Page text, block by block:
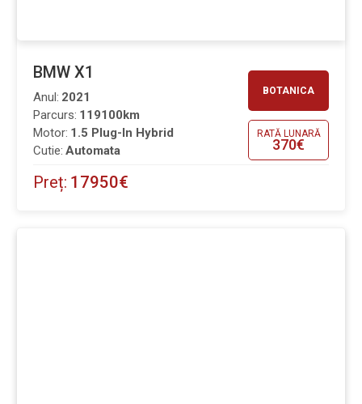
BOTANICA
RATĂ LUNARĂ
370€
BMW X1
Parcurs: 119100km
Anul: 2021
Motor: 1.5 Plug-In Hybrid
Cutie: Automata
Preț: 17950€